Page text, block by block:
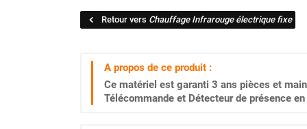
Climatiseur mobile résidentiel et
Rafraîchisseur d'air
Rafraichisseur d'air mobile
Rafraîchisseur d'air gainable
Retour vers Chauffage Infrarouge électrique fixe
A propos de ce produit :
Ce matériel est garanti 3 ans pièces et
Télécommande et Détecteur de présence